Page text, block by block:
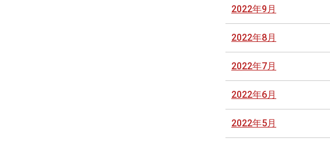
2022年9月
2022年8月
2022年7月
2022年6月
2022年5月